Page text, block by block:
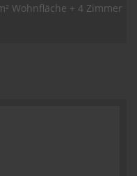
Wohnfläche + 4 Zimmer